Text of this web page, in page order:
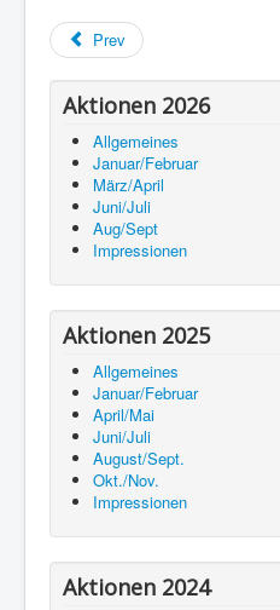
Prev
Aktionen 2026
Allgemeines
Januar/Februar
März/April
Juni/Juli
Aug/Sept
Impressionen
Aktionen 2025
Allgemeines
Januar/Februar
April/Mai
Juni/Juli
August/Sept.
Okt./Nov.
Impressionen
Aktionen 2024